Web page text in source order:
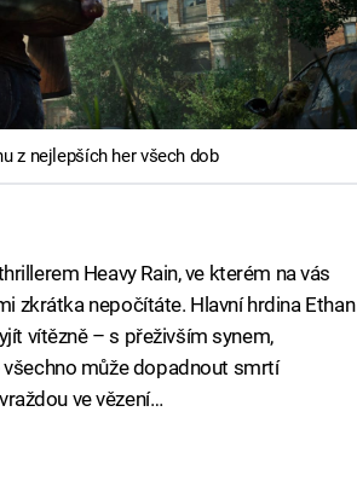
z nejlepších her všech dob
Heavy Rain, ve kterém na vás
zkrátka nepočítáte. Hlavní hrdina Ethan
vítězně – s přeživším synem,
může dopadnout smrtí
ve vězení…